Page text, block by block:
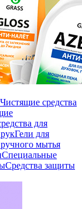
Чистящие средства
для
Гели для
мытья
Специальные
Средства защиты